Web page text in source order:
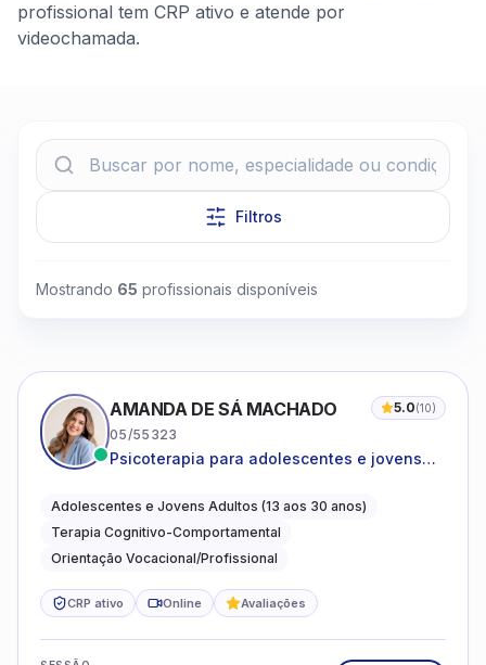
profissional tem CRP ativo e atende por
videochamada.
Filtros
Mostrando 65 profissionais disponíveis
AMANDA DE SÁ MACHADO 5.0(10)
05/55323
Psicoterapia para adolescentes e jovens
autoestima, relações e orientação
profissional
Adolescentes e Jovens Adultos (13 aos 30 anos)
Terapia Cognitivo-Comportamental
Orientação Vocacional/Profissional
CRP ativo Online Avaliações